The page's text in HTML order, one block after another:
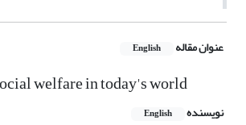
عنوان مقاله English
welfare in today's world
نویسنده English